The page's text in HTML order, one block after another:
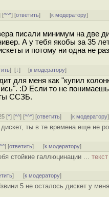
[^^^] [ответить] [к модератору]
писали минимум на две
А у тебя якобы за 35
и потому ни одна не
][↓] [к модератору]
для меня как "купил
:D Если то не понимаешь
ты ССЗБ.
[^] [^^] [^^^] [ответить] [к модератору]
ты в те времена еще не
] [ответить] [к модератору]
стойкие галлюцинации ...
] [к модератору]
5 не осталось дискет у